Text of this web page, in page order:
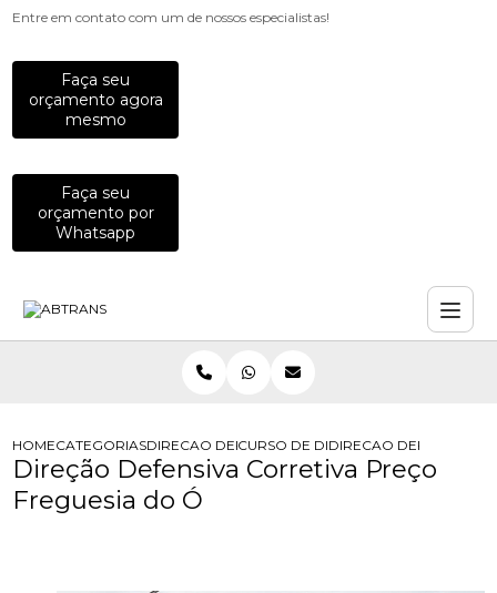
Entre em contato com um de nossos especialistas!
Faça seu
orçamento agora
mesmo
Faça seu
orçamento por
Whatsapp
HOMECATEGORIASDIRECAO DEFENSIVACURSO DE DIRECAO DEFENSIVA
DIRECAO DEFENSIVA
Direção Defensiva Corretiva Preço
Freguesia do Ó